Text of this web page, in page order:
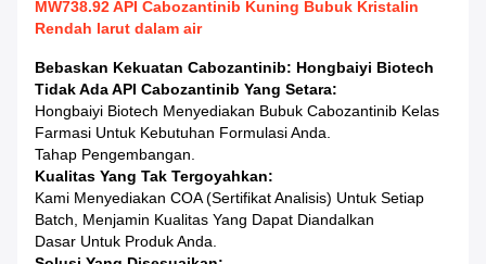
MW738.92 API Cabozantinib Kuning Bubuk Kristalin
Rendah larut dalam air
Bebaskan Kekuatan Cabozantinib: Hongbaiyi Biotech
Tidak Ada API Cabozantinib Yang Setara:
Hongbaiyi Biotech Menyediakan Bubuk Cabozantinib Kelas
Farmasi Untuk Kebutuhan Formulasi Anda.
Tahap Pengembangan.
Kualitas Yang Tak Tergoyahkan:
Kami Menyediakan COA (Sertifikat Analisis) Untuk Setiap
Batch, Menjamin Kualitas Yang Dapat Diandalkan
Dasar Untuk Produk Anda.